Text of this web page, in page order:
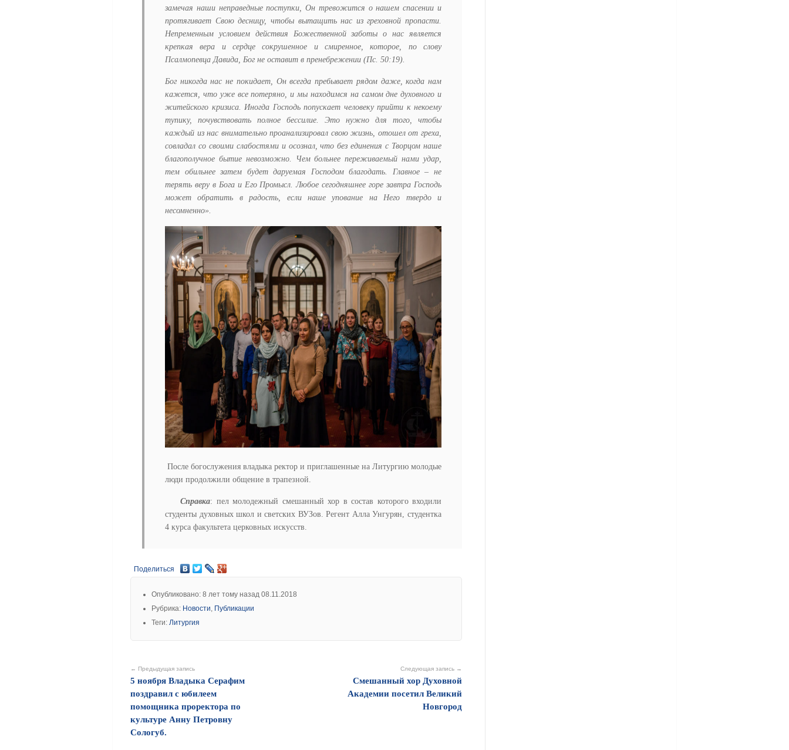
замечая наши неправедные поступки, Он тревожится о нашем спасении и
протягивает Свою десницу, чтобы вытащить нас из греховной пропасти.
Непременным условием действия Божественной заботы о нас является
крепкая вера и сердце сокрушенное и смиренное, которое, по слову
Псалмопевца Давида, Бог не оставит в пренебрежении (Пс. 50:19).
Бог никогда нас не покидает, Он всегда пребывает рядом даже, когда нам
кажется, что уже все потеряно, и мы находимся на самом дне духовного и
житейского кризиса. Иногда Господь попускает человеку прийти к некоему
тупику, почувствовать полное бессилие. Это нужно для того, чтобы
каждый из нас внимательно проанализировал свою жизнь, отошел от греха,
совладал со своими слабостями и осознал, что без единения с Творцом наше
благополучное бытие невозможно. Чем больнее переживаемый нами удар,
тем обильнее затем будет даруемая Господом благодать. Главное – не
терять веру в Бога и Его Промысл. Любое сегодняшнее горе завтра Господь
может обратить в радость, если наше упование на Него твердо и
несомненно».
После богослужения владыка ректор и приглашенные на Литургию молодые
люди продолжили общение в трапезной.
Справка: пел молодежный смешанный хор в состав которого входили
студенты духовных школ и светских ВУЗов. Регент Алла Унгурян, студентка
4 курса факультета церковных искусств.
Поделиться
Опубликовано: 8 лет тому назад 08.11.2018
Рубрика: Новости, Публикации
Теги: Литургия
Следующая запись →
Смешанный хор Духовной
Академии посетил Великий
Новгород
← Предыдущая запись
5 ноября Владыка Серафим
поздравил с юбилеем
помощника проректора по
культуре Анну Петровну
Сологуб.